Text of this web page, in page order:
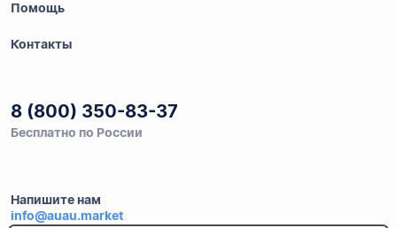
Помощь
Контакты
8 (800) 350-83-37
Бесплатно по России
Напишите нам
info@auau.market